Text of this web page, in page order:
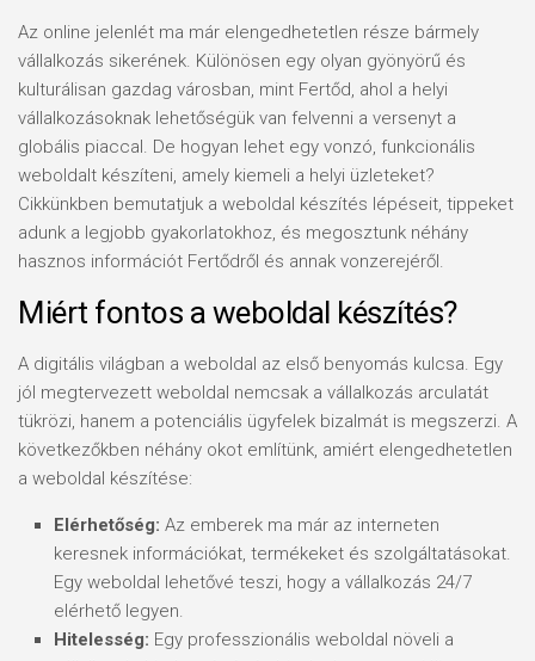
Az online jelenlét ma már elengedhetetlen része bármely
vállalkozás sikerének. Különösen egy olyan gyönyörű és
kulturálisan gazdag városban, mint Fertőd, ahol a helyi
vállalkozásoknak lehetőségük van felvenni a versenyt a
globális piaccal. De hogyan lehet egy vonzó, funkcionális
weboldalt készíteni, amely kiemeli a helyi üzleteket?
Cikkünkben bemutatjuk a weboldal készítés lépéseit, tippeket
adunk a legjobb gyakorlatokhoz, és megosztunk néhány
hasznos információt Fertődről és annak vonzerejéről.
Miért fontos a weboldal készítés?
A digitális világban a weboldal az első benyomás kulcsa. Egy
jól megtervezett weboldal nemcsak a vállalkozás arculatát
tükrözi, hanem a potenciális ügyfelek bizalmát is megszerzi. A
következőkben néhány okot említünk, amiért elengedhetetlen
a weboldal készítése:
Elérhetőség: Az emberek ma már az interneten
keresnek információkat, termékeket és szolgáltatásokat.
Egy weboldal lehetővé teszi, hogy a vállalkozás 24/7
elérhető legyen.
Hitelesség: Egy professzionális weboldal növeli a